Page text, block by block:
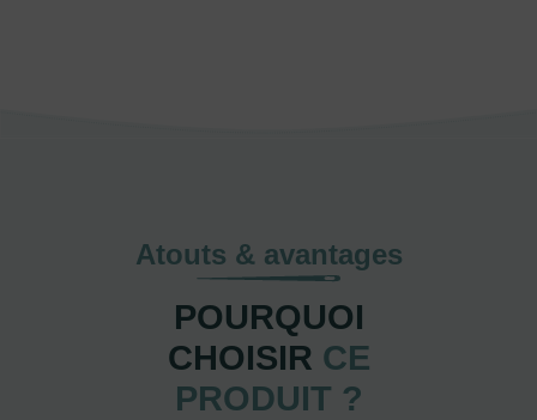
Atouts & avantages
POURQUOI
CHOISIR CE
PRODUIT ?